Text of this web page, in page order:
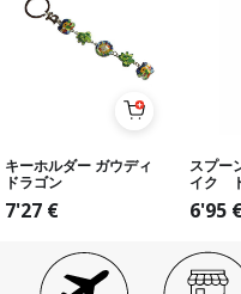
キーホルダー ガウディ
ドラゴン
7'27 €
スプー
イク
6'95